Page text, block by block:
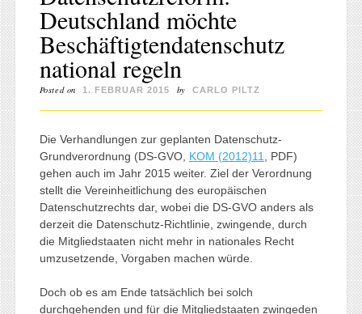
Deutschland möchte
Beschäftigtendatenschutz
national regeln
Posted on 1. FEBRUAR 2015 by CARLO PILTZ
Die Verhandlungen zur geplanten Datenschutz-
Grundverordnung (DS-GVO, KOM (2012)11
, PDF)
gehen auch im Jahr 2015 weiter. Ziel der Verordnung
stellt die Vereinheitlichung des europäischen
Datenschutzrechts dar, wobei die DS-GVO anders als
derzeit die Datenschutz-Richtlinie, zwingende, durch
die Mitgliedstaaten nicht mehr in nationales Recht
umzusetzende, Vorgaben machen würde.
Doch ob es am Ende tatsächlich bei solch
durchgehenden und für die Mitgliedstaaten zwingeden